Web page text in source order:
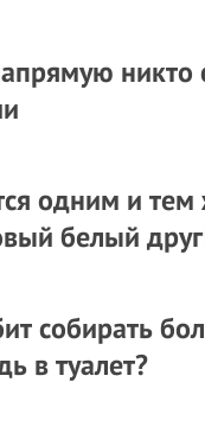
никто
одним и
белый
собирать
в туалет?